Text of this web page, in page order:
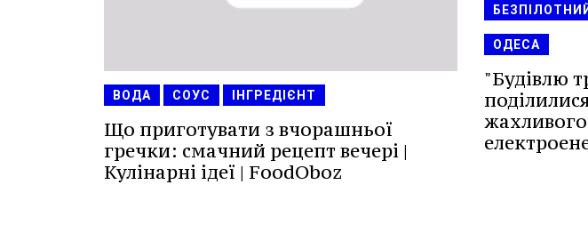
ВОДА СОУС ІНГРЕДІЄНТ
Що приготувати з вчорашньої
гречки: смачний рецепт вечері |
Кулінарні ідеї | FoodOboz
ОДЕСА
"Будівлю
жахливого